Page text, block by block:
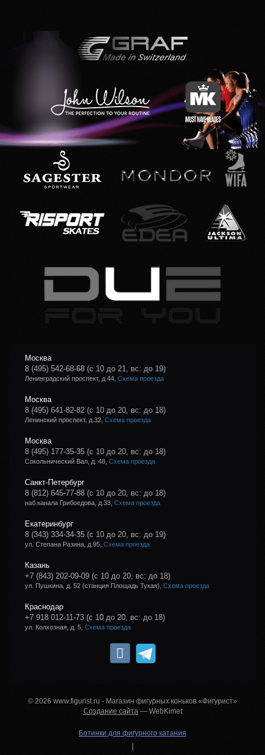
Москва
8 (495) 542-68-68 (с 10 до 21, вс: до 19)
Ленинградский проспект, д.44, Схема проезда
Москва
8 (495) 641-82-82 (с 10 до 20, вс: до 18)
Ленинский проспект, д.32, Схема проезда
Москва
8 (495) 177-35-35 (с 10 до 20, вс: до 18)
Сокольнический Вал, д. 48, Схема проезда
Санкт-Петербург
8 (812) 645-77-88 (с 10 до 20, вс: до 18)
наб.канала Грибоедова, д.33, Схема проезда
Екатеринбург
8 (343) 334-34-35 (с 10 до 20, вс: до 19)
ул. Степана Разина, д.95, Схема проезда
Казань
+7 (843) 202-09-09 (с 10 до 20, вс: до 18)
ул. Пушкина, д. 52 (станция Площадь Тукая), Схема проезда
Краснодар
+7 918 012-11-73 (с 10 до 20, вс: до 18)
ул. Колхозная, д. 5, Схема проезда
© 2026 www.figurist.ru - Магазин фигурных коньков «Фигурист»
Создание сайта — WebKimet
Ботинки для фигурного катания
|